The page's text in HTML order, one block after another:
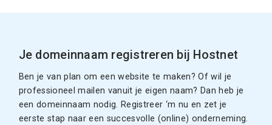
Je domeinnaam registreren bij Hostnet
Ben je van plan om een website te maken? Of wil je
professioneel mailen vanuit je eigen naam? Dan heb je
een domeinnaam nodig. Registreer ‘m nu en zet je
eerste stap naar een succesvolle (online) onderneming.